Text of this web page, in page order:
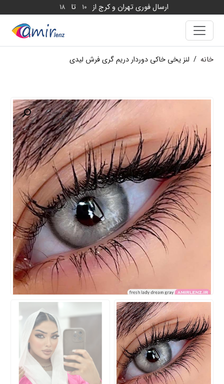
ارسال فوری تهران و کرج از 10 تا 18
خانه / لنز یخی خاکی دوردار دریم گری فرش لیدی